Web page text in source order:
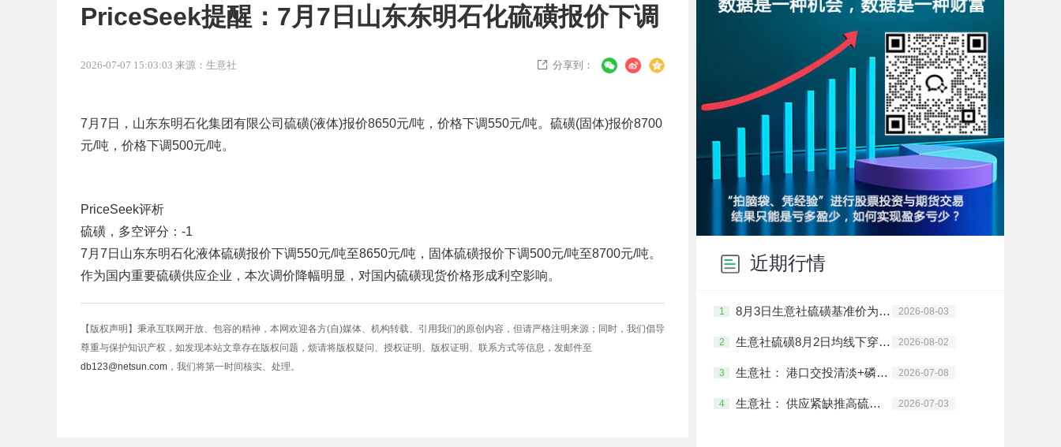
PriceSeek提醒：7月7日山东东明石化硫磺报价下调
2026-07-07 15:03:03 来源：生意社  分享到：
7月7日，山东东明石化集团有限公司硫磺(液体)报价8650元/吨，价格下调550元/吨。硫磺(固体)报价8700
元/吨，价格下调500元/吨。
PriceSeek评析
硫磺，多空评分：-1
7月7日山东东明石化液体硫磺报价下调550元/吨至8650元/吨，固体硫磺报价下调500元/吨至8700元/吨。
作为国内重要硫磺供应企业，本次调价降幅明显，对国内硫磺现货价格形成利空影响。
【版权声明】秉承互联网开放、包容的精神，本网欢迎各方(自)媒体、机构转载、引用我们的原创内容，但请严格注明来源；同时，我们倡导
尊重与保护知识产权，如发现本站文章存在版权问题，烦请将版权疑问、授权证明、版权证明、联系方式等信息，发邮件至
db123@netsun.com ，我们将第一时间核实、处理。
近期行情
1 8月3日生意社硫磺基准价为9185.67元/吨 2026-08-03
2 生意社硫磺8月2日均线下穿 均差为-25.84元/吨 2026-08-02
3 生意社： 港口交投清淡+磷肥淡季 硫磺价格承压下行 2026-07-08
4 生意社： 供应紧缺推高硫磺价格 多空博弈进入关键期 2026-07-03